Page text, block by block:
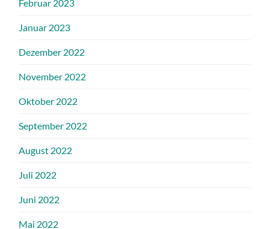
Februar 2023
Januar 2023
Dezember 2022
November 2022
Oktober 2022
September 2022
August 2022
Juli 2022
Juni 2022
Mai 2022